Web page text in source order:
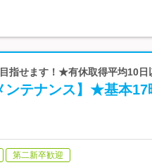
指せます！★有休取得平均10日
ンテナンス】★基本17
第二新卒歓迎